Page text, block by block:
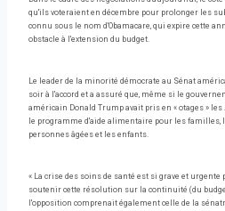
qu'ils voteraient en décembre pour prolonger les
connu sous le nom d'Obamacare, qui expire cette
obstacle à l'extension du budget.
Le leader de la minorité démocrate au Sénat
soir à l'accord et a assuré que, même si le
américain Donald Trump avait pris en « otages »
le programme d'aide alimentaire pour les familles,
personnes âgées et les enfants.
« La crise des soins de santé est si grave et
soutenir cette résolution sur la continuité (du
l'opposition comprenait également celle de la